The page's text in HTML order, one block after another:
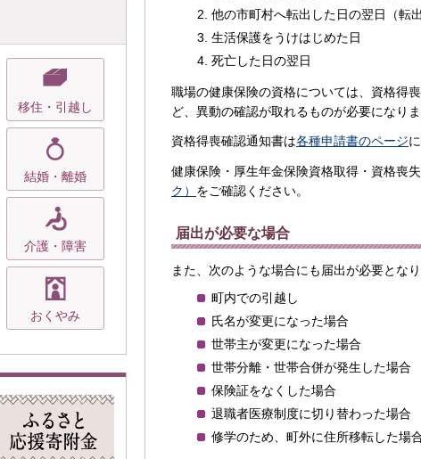
移住・引越し
結婚・離婚
介護・障害
おくやみ
他の市町村へ転出した日の翌日（転
生活保護をうけはじめた日
死亡した日の翌日
職場の健康保険の資格については、資格得
ど、異動の確認が取れるものが必要になりま
資格得喪確認通知書は各種申請書のページ
健康保険・厚生年金保険資格取得・資格喪
ク） をご確認ください。
届出が必要な場合
また、次のような場合にも届出が必要となり
町内での引越し
氏名が変更になった場合
世帯主が変更になった場合
世帯分離・世帯合併が発生した場合
保険証をなくした場合
退職者医療制度に切り替わった場合
修学のため、町外に住所移転した場